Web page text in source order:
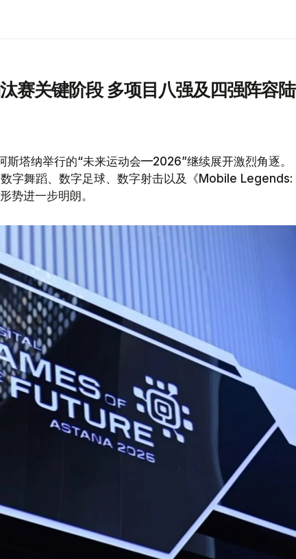
赛关键阶段 多项目八强及四强阵容陆
斯塔纳举行的“未来运动会—2026”继续展开激烈角逐。
字舞蹈、数字足球、数字射击以及《Mobile Legends:
势进一步明朗。